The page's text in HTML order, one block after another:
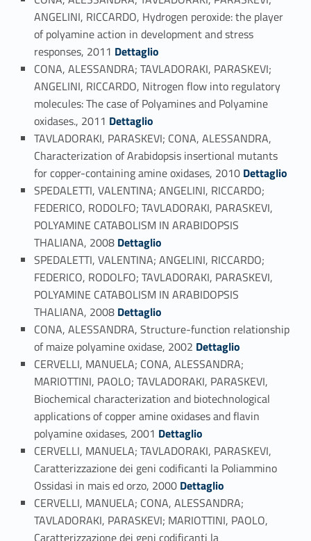
ANGELINI, RICCARDO, Hydrogen peroxide: the player
of polyamine action in development and stress
responses, 2011 Link identifier #identifier_person_48857-101
Dettaglio
CONA, ALESSANDRA; TAVLADORAKI, PARASKEVI;
ANGELINI, RICCARDO, Nitrogen flow into regulatory
molecules: The case of Polyamines and Polyamine
oxidases., 2011 Link identifier #identifier_person_179532-102
Dettaglio
TAVLADORAKI, PARASKEVI; CONA, ALESSANDRA,
Characterization of Arabidopsis insertional mutants
for copper-containing amine oxidases, 2010 Link identifier #identifier_person_125627-103
Dettaglio
SPEDALETTI, VALENTINA; ANGELINI, RICCARDO;
FEDERICO, RODOLFO; TAVLADORAKI, PARASKEVI,
POLYAMINE CATABOLISM IN ARABIDOPSIS
THALIANA, 2008 Link identifier #identifier_person_194565-104
Dettaglio
SPEDALETTI, VALENTINA; ANGELINI, RICCARDO;
FEDERICO, RODOLFO; TAVLADORAKI, PARASKEVI,
POLYAMINE CATABOLISM IN ARABIDOPSIS
THALIANA, 2008 Link identifier #identifier_person_36513-105
Dettaglio
CONA, ALESSANDRA, Structure-function relationship
of maize polyamine oxidase, 2002 Link identifier #identifier_person_127277-106
Dettaglio
CERVELLI, MANUELA; CONA, ALESSANDRA;
MARIOTTINI, PAOLO; TAVLADORAKI, PARASKEVI,
Biochemical characterization and biotechnological
applications of copper amine oxidases and flavin
polyamine oxidases, 2001 Link identifier #identifier_person_165696-107
Dettaglio
CERVELLI, MANUELA; TAVLADORAKI, PARASKEVI,
Caratterizzazione dei geni codificanti la Poliammino
Ossidasi in mais ed orzo, 2000 Link identifier #identifier_person_87317-108
Dettaglio
CERVELLI, MANUELA; CONA, ALESSANDRA;
TAVLADORAKI, PARASKEVI; MARIOTTINI, PAOLO,